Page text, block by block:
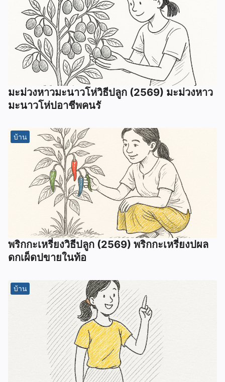
มะม่วงหาวมะนาวโห่วิธีปลูก (2569) มะม่วงหาว
มะนาวโห่ปอาชีพคนรั
บ้าน
พริกกะเหรี่ยงวิธีปลูก (2569) พริกกะเหรี่ยงปผล
ดกเผ็ดปขายในท้อ
บ้าน